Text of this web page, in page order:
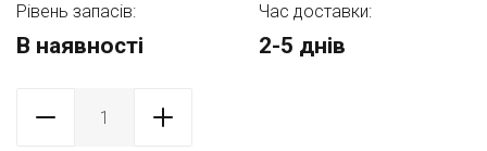
Рівень запасів:
В наявності
Час доставки:
2-5 днів